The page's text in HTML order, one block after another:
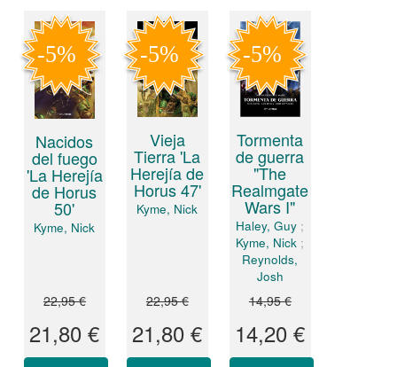
Nacidos
del fuego
'La Herejía
de Horus
50'
Kyme, Nick
22,95 €
21,80 €
Vieja
Tierra 'La
Herejía de
Horus 47'
Kyme, Nick
22,95 €
21,80 €
Tormenta
de guerra
"The
Realmgate
Wars I"
Haley, Guy ;
Kyme, Nick ;
Reynolds,
Josh
14,95 €
14,20 €